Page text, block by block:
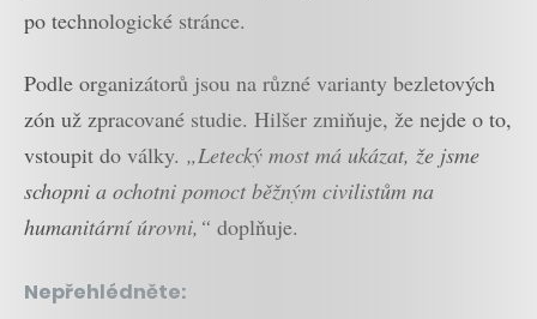
po technologické stránce.
Podle organizátorů jsou na různé varianty bezletových
zón už zpracované studie. Hilšer zmiňuje, že nejde o to,
vstoupit do války. „Letecký most má ukázat, že jsme
schopni a ochotni pomoct běžným civilistům na
humanitární úrovni,“ doplňuje.
Nepřehlédněte: